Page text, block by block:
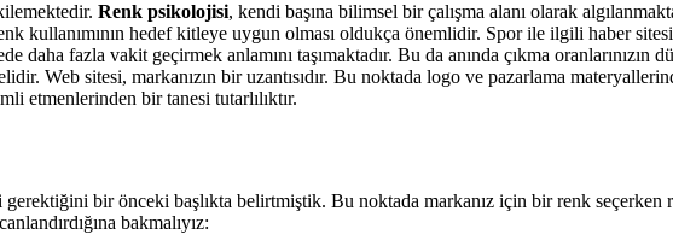
Renk psikolojisi, kendi başına bilimsel bir çalışma alanı olarak
kullanımının hedef kitleye uygun olması oldukça önemlidir. Spor ile ilgili haber
fazla vakit geçirmek anlamını taşımaktadır. Bu da anında çıkma oranlarınızın
Web sitesi, markanızın bir uzantısıdır. Bu noktada logo ve pazarlama
etmenlerinden bir tanesi tutarlılıktır.
bir önceki başlıkta belirtmiştik. Bu noktada markanız için bir renk seçerken
bakmalıyız: